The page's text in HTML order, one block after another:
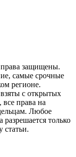
защищены.
самые срочные
регионе.
с открытых
права на
Любое
только
статьи.